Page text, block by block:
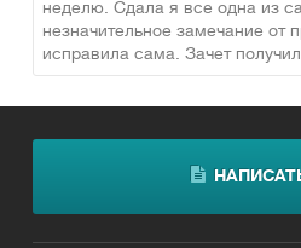
неделю. Сдала я все одна из
незначительное замечание от
исправила сама. Зачет